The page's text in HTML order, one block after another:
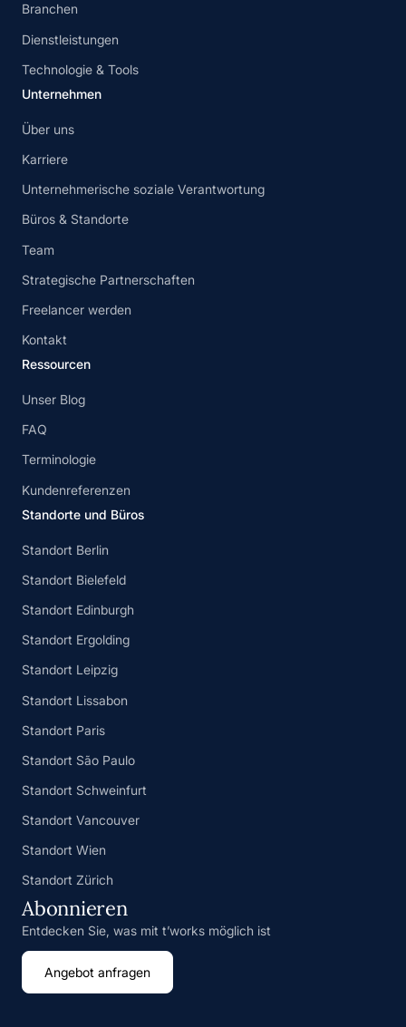
Branchen
Dienstleistungen
Technologie & Tools
Unternehmen
Über uns
Karriere
Unternehmerische soziale Verantwortung
Büros & Standorte
Team
Strategische Partnerschaften
Freelancer werden
Kontakt
Ressourcen
Unser Blog
FAQ
Terminologie
Kundenreferenzen
Standorte und Büros
Standort Berlin
Standort Bielefeld
Standort Edinburgh
Standort Ergolding
Standort Leipzig
Standort Lissabon
Standort Paris
Standort São Paulo
Standort Schweinfurt
Standort Vancouver
Standort Wien
Standort Zürich
Abonnieren
Entdecken Sie, was mit t’works möglich ist
Angebot anfragen